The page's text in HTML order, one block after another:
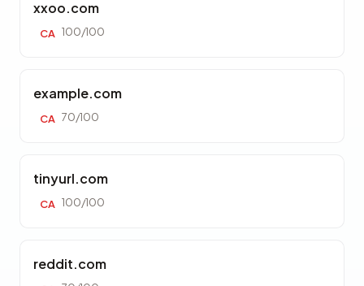
xxoo.com
CA 100/100
example.com
CA 70/100
tinyurl.com
CA 100/100
reddit.com